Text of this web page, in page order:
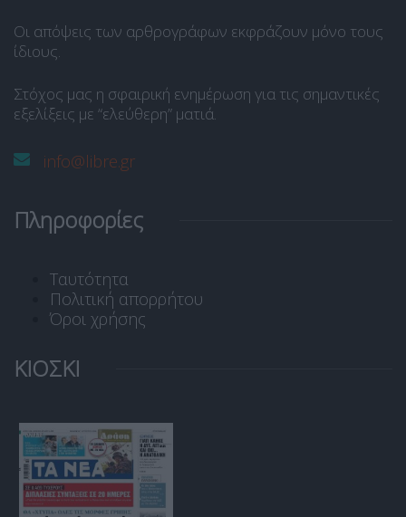
Οι απόψεις των αρθρογράφων εκφράζουν μόνο τους
ίδιους.
Στόχος μας η σφαιρική ενημέρωση για τις σημαντικές
εξελίξεις με “ελεύθερη” ματιά.
info@libre.gr
Πληροφορίες
Ταυτότητα
Πολιτική απορρήτου
Όροι χρήσης
ΚΙΟΣΚΙ